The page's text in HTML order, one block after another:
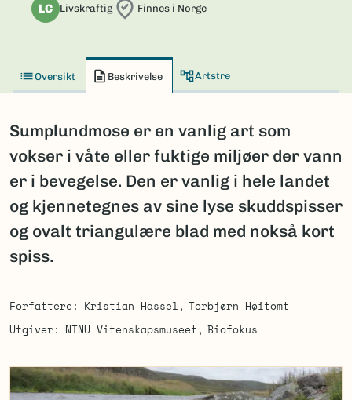
LC Livskraftig Finnes i Norge
Oversikt Beskrivelse Artstre
Sumplundmose er en vanlig art som
vokser i våte eller fuktige miljøer der vann
er i bevegelse. Den er vanlig i hele landet
og kjennetegnes av sine lyse skuddspisser
og ovalt triangulære blad med nokså kort
spiss.
Forfattere Kristian Hassel
Torbjørn Høitomt
Utgiver
NTNU Vitenskapsmuseet Biofokus